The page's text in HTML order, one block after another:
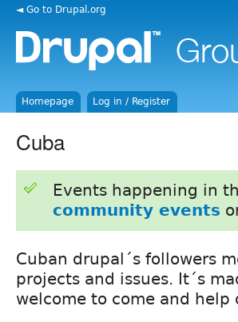
◄ Go to Drupal.org
Homepage Log in / Register
Cuba
Events happening in
community events
Cuban drupal´s followers
projects and issues. It´s
welcome to come and help